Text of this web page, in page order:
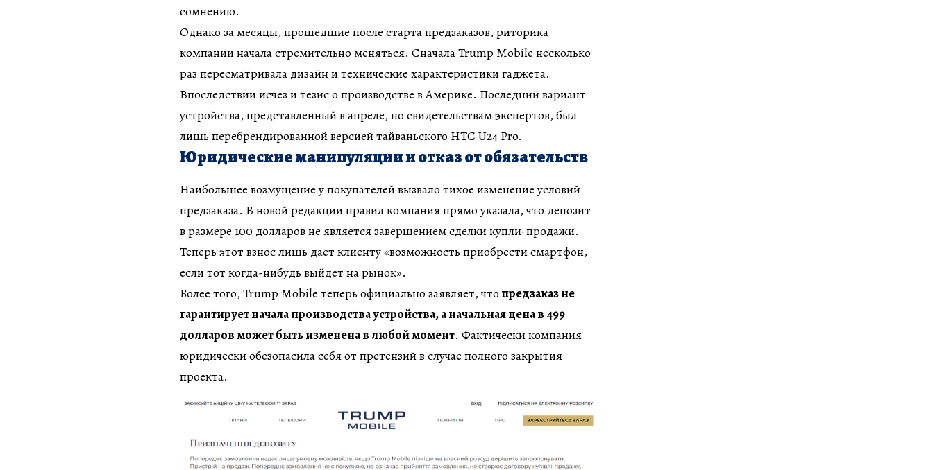
сомнению.
Однако за месяцы, прошедшие после старта предзаказов, риторика
компании начала стремительно меняться. Сначала Trump Mobile несколько
раз пересматривала дизайн и технические характеристики гаджета.
Впоследствии исчез и тезис о производстве в Америке. Последний вариант
устройства, представленный в апреле, по свидетельствам экспертов, был
лишь перебрендированной версией тайваньского HTC U24 Pro.
Юридические манипуляции и отказ от обязательств
Наибольшее возмущение у покупателей вызвало тихое изменение условий
предзаказа. В новой редакции правил компания прямо указала, что депозит
в размере 100 долларов не является завершением сделки купли-продажи.
Теперь этот взнос лишь дает клиенту «возможность приобрести смартфон,
если тот когда-нибудь выйдет на рынок».
Более того, Trump Mobile теперь официально заявляет, что предзаказ не
гарантирует начала производства устройства, а начальная цена в 499
долларов может быть изменена в любой момент. Фактически компания
юридически обезопасила себя от претензий в случае полного закрытия
проекта.